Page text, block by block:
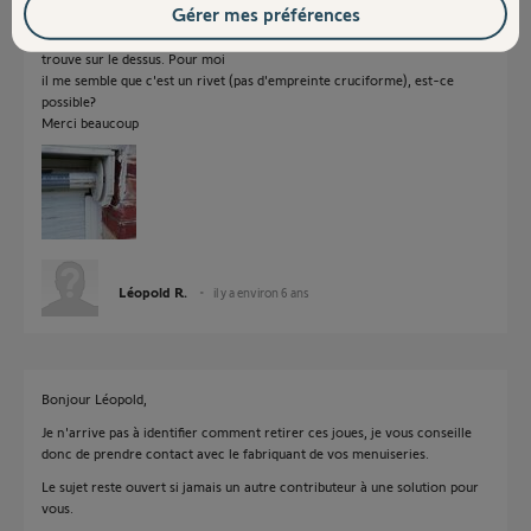
Déjà voici la flasque, quant à sa fixation, assez difficile à voir, elle se
trouve sur le dessus. Pour moi
il me semble que c'est un rivet (pas d'empreinte cruciforme), est-ce
possible?
Merci beaucoup
Léopold R. il y a environ 6 ans
Bonjour Léopold,
Je n'arrive pas à identifier comment retirer ces joues, je vous conseille
donc de prendre contact avec le fabriquant de vos menuiseries.
Le sujet reste ouvert si jamais un autre contributeur à une solution pour
vous.
Gérer mes préférences